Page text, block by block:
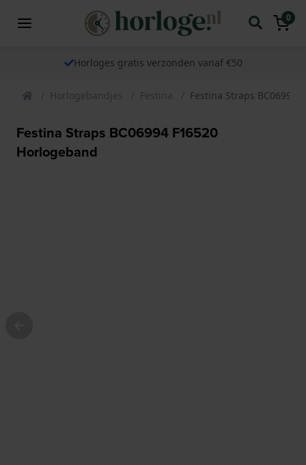
0
Horloges gratis verzonden vanaf €50
Horlogebandjes Festina Festina Straps BC06994
Festina Straps BC06994 F16520
Horlogeband